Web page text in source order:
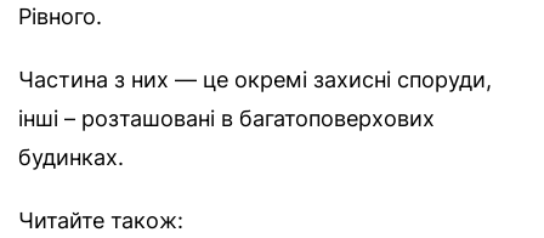
Рівного.
Частина з них — це окремі захисні споруди,
інші – розташовані в багатоповерхових
будинках.
Читайте також: